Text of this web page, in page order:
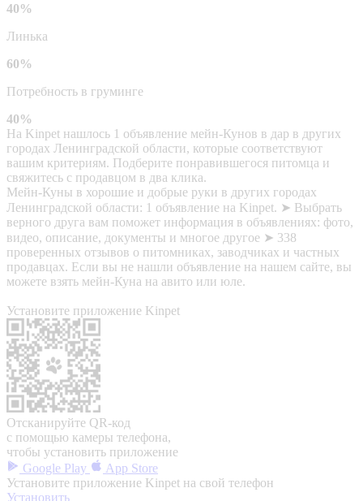
40%
Линька
60%
Потребность в груминге
40%
На Kinpet нашлось 1 объявление мейн-Кунов в дар в других
городах Ленинградской области, которые соответствуют
вашим критериям. Подберите понравившегося питомца и
свяжитесь с продавцом в два клика.
Мейн-Куны в хорошие и добрые руки в других городах
Ленинградской области: 1 объявление на Kinpet. ➤ Выбрать
верного друга вам поможет информация в объявлениях: фото,
видео, описание, документы и многое другое ➤ 338
проверенных отзывов о питомниках, заводчиках и частных
продавцах. Если вы не нашли объявление на нашем сайте, вы
можете взять мейн-Куна на авито или юле.
Установите приложение Kinpet
Отсканируйте QR-код
с помощью камеры телефона,
чтобы установить приложение
Google Play
App Store
Установите приложение Kinpet на свой телефон
Установить